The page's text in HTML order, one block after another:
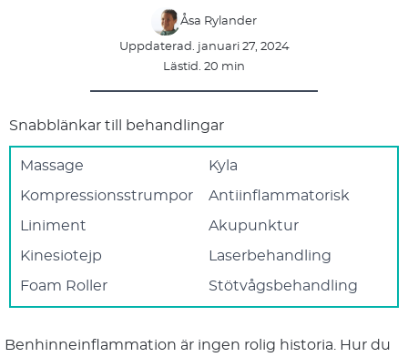
Åsa Rylander
Uppdaterad. januari 27, 2024
Lästid. 20 min
Snabblänkar till behandlingar
Massage Kyla
Kompressionsstrumpor Antiinflammatorisk
Liniment Akupunktur
Kinesiotejp Laserbehandling
Foam Roller Stötvågsbehandling
Benhinneinflammation är ingen rolig historia. Hur du